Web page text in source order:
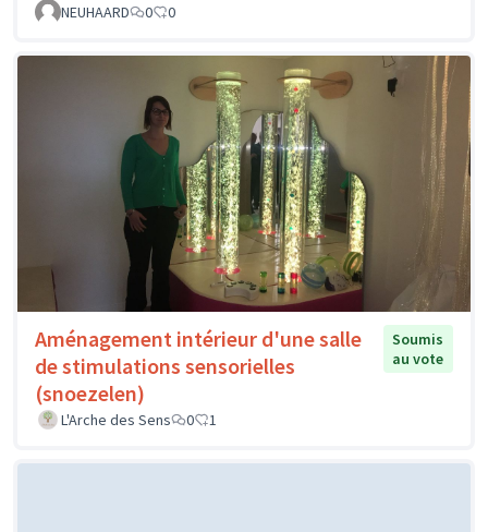
NEUHAARD
0 0
Aménagement intérieur d'une salle
de stimulations sensorielles
(snoezelen)
Soumis
au vote
L'Arche des Sens 0 1